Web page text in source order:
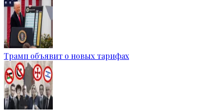
Трамп объявит о новых тарифах